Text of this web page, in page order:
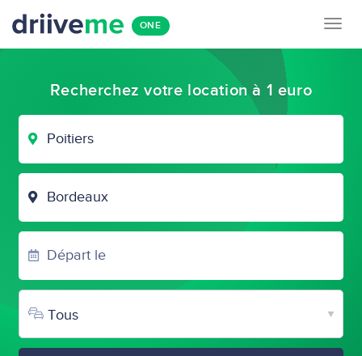
ONE
Recherchez votre location à 1 euro